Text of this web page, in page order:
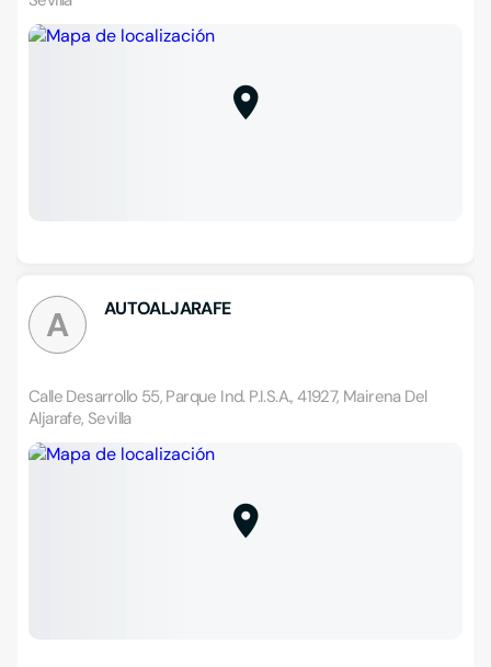
A AUTOALJARAFE
Calle Desarrollo 55, Parque Ind. P.I.S.A., 41927, Mairena Del
Aljarafe, Sevilla